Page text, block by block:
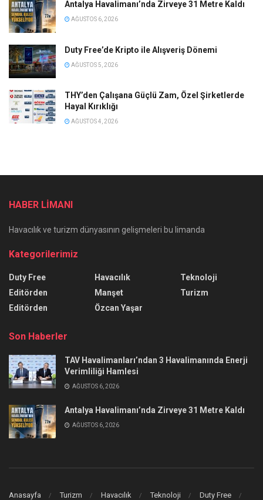
Antalya Havalimanı’nda Zirveye 31 Metre Kaldı
AĞUSTOS 6, 2026
Duty Free’de Kripto ile Alışveriş Dönemi
AĞUSTOS 5, 2026
THY’den Çalışana Güçlü Zam, Özel Şirketlerde
Hayal Kırıklığı
AĞUSTOS 4, 2026
HABER LİMANI
Havacılık ve turizm dünyasının gelişmeleri bu limanda
Kategorilerimiz
Duty Free
Editörden
Editörden
Havacılık
Manşet
Özcan Yaşar
Teknoloji
Turizm
Son Haberler
TAV Havalimanları’ndan 3 Havalimanında Enerji
Verimliliği Hamlesi
AĞUSTOS 6, 2026
Antalya Havalimanı’nda Zirveye 31 Metre Kaldı
AĞUSTOS 6, 2026
Anasayfa Turizm Havacılık Teknoloji Duty Free